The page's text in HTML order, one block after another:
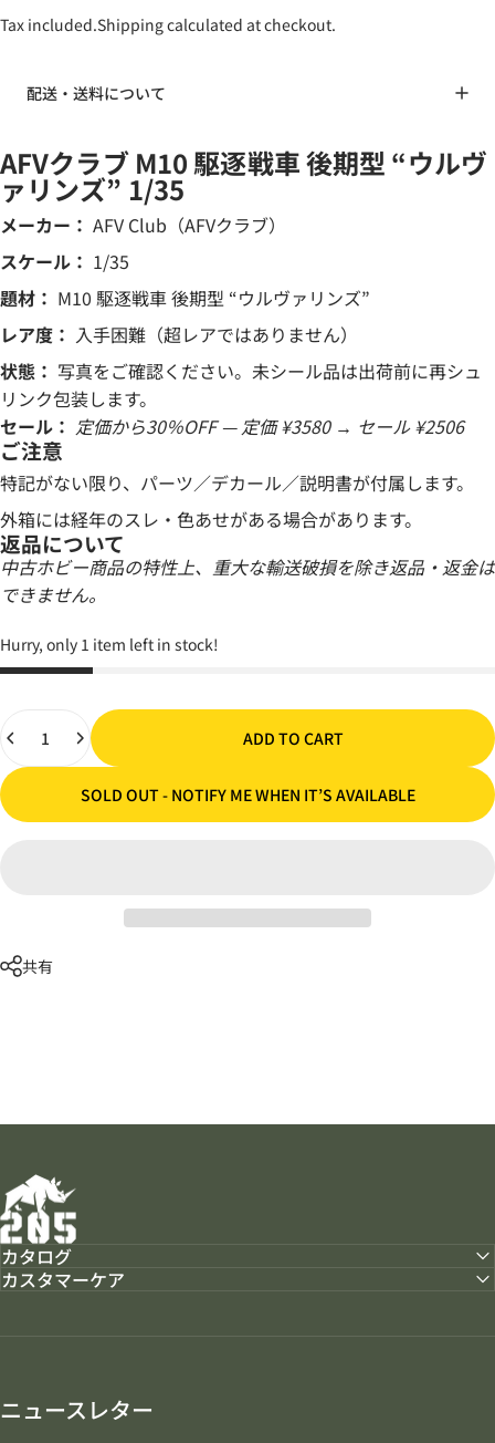
Tax included.Shippingcalculated at checkout.
配送・送料について
AFVクラブ M10 駆逐戦車 後期型 “ウルヴ
ァリンズ” 1/35
メーカー： AFV Club（AFVクラブ）
スケール： 1/35
題材： M10 駆逐戦車 後期型 “ウルヴァリンズ”
レア度： 入手困難（超レアではありません）
状態： 写真をご確認ください。未シール品は出荷前に再シュ
リンク包装します。
セール： 定価から30％OFF — 定価 ¥3580 → セール ¥2506
ご注意
特記がない限り、パーツ／デカール／説明書が付属します。
外箱には経年のスレ・色あせがある場合があります。
返品について
中古ホビー商品の特性上、重大な輸送破損を除き返品・返金は
できません。
Hurry, only 1 item left in stock!
ADD TO CART
SOLD OUT - NOTIFY ME WHEN IT’S AVAILABLE
共有
205ホビーズ｜205 Hobbies
カタログ
カスタマーケア
ニュースレター